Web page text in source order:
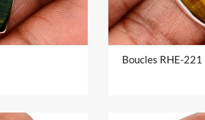
Boucles RHE-221